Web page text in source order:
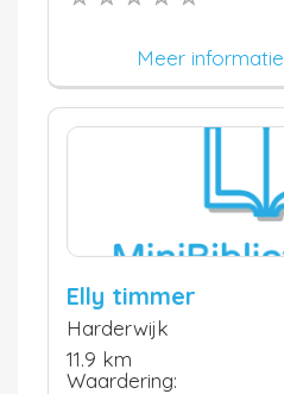
Meer informatie
Elly timmer
Harderwijk
11.9 km
Waardering: